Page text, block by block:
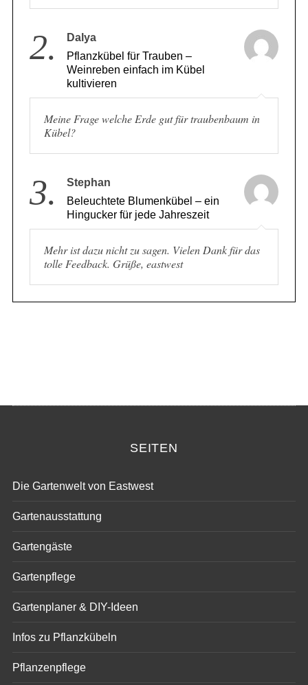
2.
Dalya
Pflanzkübel für Trauben –
Weinreben einfach im Kübel
kultivieren
Meine Frage welche Erde gut für traubenbaum in
Kübel?
3.
Stephan
Beleuchtete Blumenkübel – ein
Hingucker für jede Jahreszeit
Mehr ist dazu nicht zu sagen. Vielen Dank für das
tolle Feedback. Grüße, eastwest
SEITEN
Die Gartenwelt von Eastwest
Gartenausstattung
Gartengäste
Gartenpflege
Gartenplaner & DIY-Ideen
Infos zu Pflanzkübeln
Pflanzenpflege